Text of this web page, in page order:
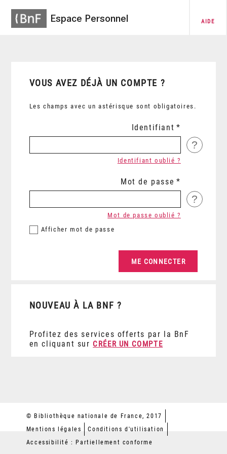
Espace Personnel AIDE
VOUS AVEZ DÉJÀ UN COMPTE ?
Les champs avec un astérisque sont obligatoires.
Identifiant
?
Identifiant oublié ?
Mot de passe
?
Afficher mot de passe
Mot de passe oublié ?
NOUVEAU À LA BNF ?
Profitez des services offerts par la BnF
en cliquant sur CRÉER UN COMPTE
© Bibliothèque nationale de France, 2017
Mentions légales
Conditions d'utilisation
Accessibilité : Partiellement conforme